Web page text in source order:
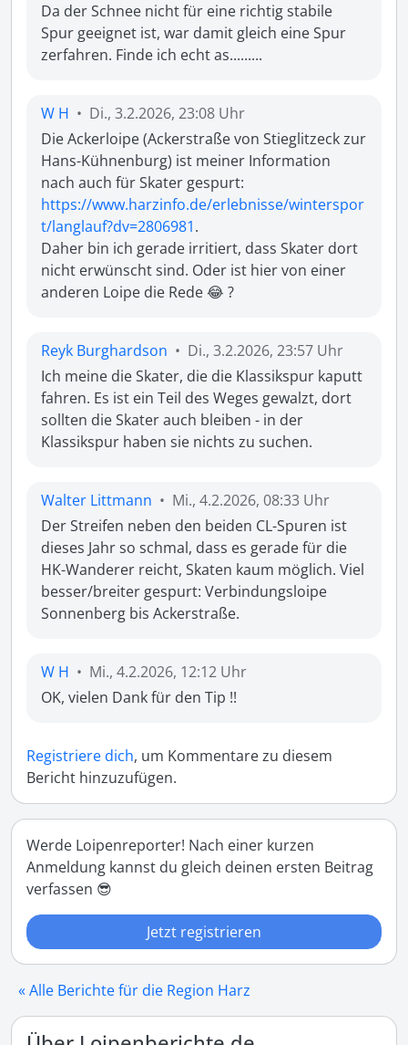
Da der Schnee nicht für eine richtig stabile
Spur geeignet ist, war damit gleich eine Spur
zerfahren. Finde ich echt as.........
W H • Di., 3.2.2026, 23:08 Uhr
Die Ackerloipe (Ackerstraße von Stieglitzeck zur
Hans-Kühnenburg) ist meiner Information
https://www.harzinfo.de/erlebnisse/winterspor
t/langlauf?dv=2806981.
Daher bin ich gerade irritiert, dass Skater dort
nicht erwünscht sind. Oder ist hier von einer
anderen Loipe die Rede 😂 ?
Reyk Burghardson • Di., 3.2.2026, 23:57 Uhr
Ich meine die Skater, die die Klassikspur kaputt
fahren. Es ist ein Teil des Weges gewalzt, dort
sollten die Skater auch bleiben - in der
Klassikspur haben sie nichts zu suchen.
Walter Littmann • Mi., 4.2.2026, 08:33 Uhr
Der Streifen neben den beiden CL-Spuren ist
dieses Jahr so schmal, dass es gerade für die
HK-Wanderer reicht, Skaten kaum möglich. Viel
besser/breiter gespurt: Verbindungsloipe
Sonnenberg bis Ackerstraße.
W H • Mi., 4.2.2026, 12:12 Uhr
OK, vielen Dank für den Tip !!
Registriere dich, um Kommentare zu diesem
Bericht hinzuzufügen.
Werde Loipenreporter! Nach einer kurzen
Anmeldung kannst du gleich deinen ersten Beitrag
verfassen 😎
Jetzt registrieren
« Alle Berichte für die Region Harz